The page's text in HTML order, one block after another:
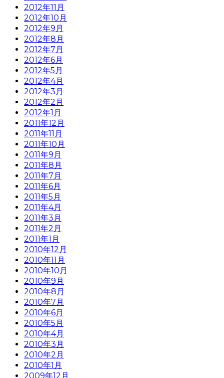
2012年11月
2012年10月
2012年9月
2012年8月
2012年7月
2012年6月
2012年5月
2012年4月
2012年3月
2012年2月
2012年1月
2011年12月
2011年11月
2011年10月
2011年9月
2011年8月
2011年7月
2011年6月
2011年5月
2011年4月
2011年3月
2011年2月
2011年1月
2010年12月
2010年11月
2010年10月
2010年9月
2010年8月
2010年7月
2010年6月
2010年5月
2010年4月
2010年3月
2010年2月
2010年1月
2009年12月